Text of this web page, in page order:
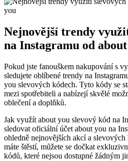
Nejnovější trendy
na Instagramu od
Pokud jste fanouškem nakupování s
sledujete oblíbené trendy na
you slevových kódech. Tyto kódy se
mezi spotřebiteli a nabízejí skvělé
oblečení a doplňků.
Jak využít about you slevový kód na
sledovat oficiální účet about you na
ohledně nejnovějších akcí a
máte štěstí, můžete se dočkat
kódů, které nejsou dostupné žádným